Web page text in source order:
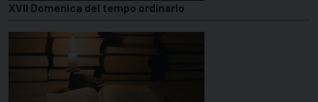
XVII Domenica del tempo ordinario